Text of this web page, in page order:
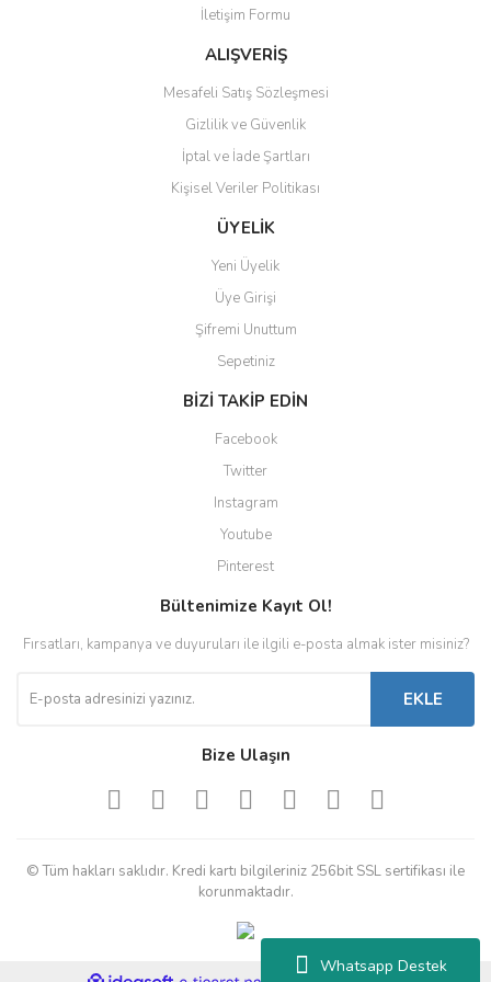
Whatsapp Destek
Ürün fiyatı diğer sitelerden daha pahalı.
Bu ürüne benzer farklı alternatifler olmalı.
Gönder
İletişim Formu
ALIŞVERİŞ
Mesafeli Satış Sözleşmesi
Gizlilik ve Güvenlik
İptal ve İade Şartları
Kişisel Veriler Politikası
ÜYELİK
Yeni Üyelik
Üye Girişi
Şifremi Unuttum
Sepetiniz
BİZİ TAKİP EDİN
Facebook
Twitter
Instagram
Youtube
Pinterest
Bültenimize Kayıt Ol!
Fırsatları, kampanya ve duyuruları ile ilgili e-posta almak ister misiniz?
EKLE
Bize Ulaşın
© Tüm hakları saklıdır. Kredi kartı bilgileriniz 256bit SSL sertifikası ile
korunmaktadır.